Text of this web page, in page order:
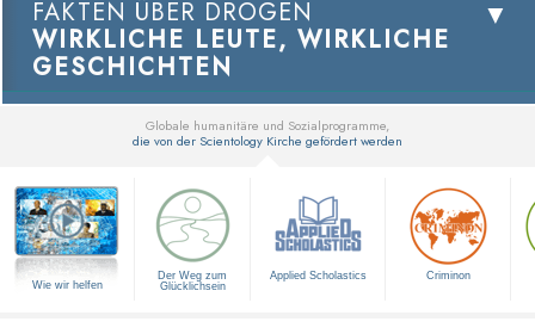
FAKTEN ÜBER DROGEN
WIRKLICHE LEUTE, WIRKLICHE
GESCHICHTEN
Globale humanitäre und Sozialprogramme,
die von der Scientology Kirche gefördert werden
Wie wir helfen
Der Weg zum
Glücklichsein
Applied Scholastics Criminon